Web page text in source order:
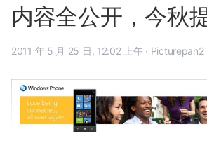
内容全公开，今秋
2011 年 5 月 25 日, 12:02 上午 · Picturepan2